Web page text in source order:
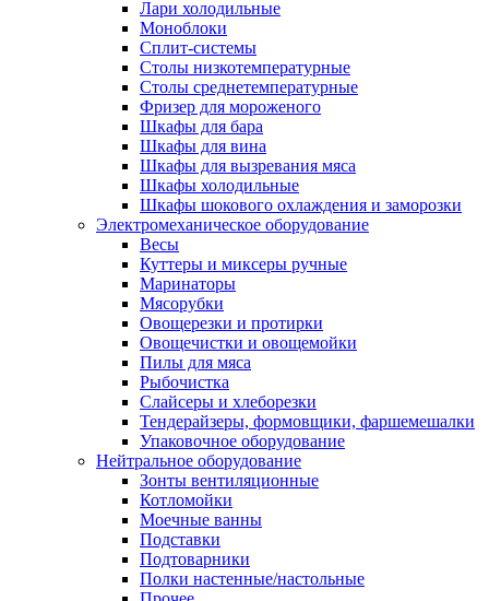
Лари холодильные
Моноблоки
Сплит-системы
Столы низкотемпературные
Столы среднетемпературные
Фризер для мороженого
Шкафы для бара
Шкафы для вина
Шкафы для вызревания мяса
Шкафы холодильные
Шкафы шокового охлаждения и заморозки
Электромеханическое оборудование
Весы
Куттеры и миксеры ручные
Маринаторы
Мясорубки
Овощерезки и протирки
Овощечистки и овощемойки
Пилы для мяса
Рыбочистка
Слайсеры и хлеборезки
Тендерайзеры, формовщики, фаршемешалки
Упаковочное оборудование
Нейтральное оборудование
Зонты вентиляционные
Котломойки
Моечные ванны
Подставки
Подтоварники
Полки настенные/настольные